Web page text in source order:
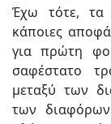
Έχω τότε, τα
κάποιες
για πρώτη
σαφέστατο
μεταξύ των
των